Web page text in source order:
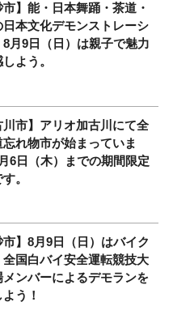
市】能・日本舞踊・茶道・
日本文化デモンストレーシ
8月9日（日）は親子で魅力
よう。
川市】アリオ加古川にて全
忘れ物市が始まっていま
6日（木）までの期間限定
。
市】8月9日（日）はバイク
全国白バイ安全運転競技大
メンバーによるデモランを
う！